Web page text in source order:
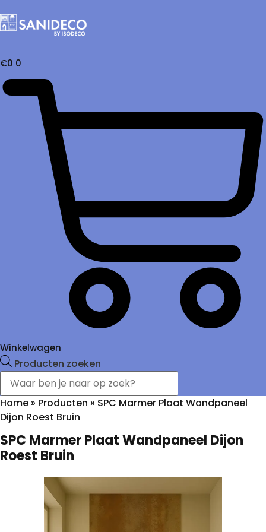
€0 0
Winkelwagen
Producten zoeken
Home » Producten » SPC Marmer Plaat Wandpaneel
Dijon Roest Bruin
SPC Marmer Plaat Wandpaneel Dijon
Roest Bruin